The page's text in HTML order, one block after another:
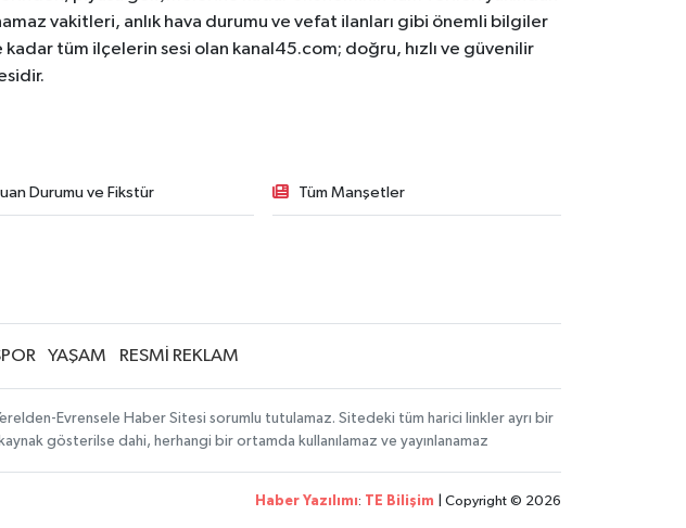
vakitleri, anlık hava durumu ve vefat ilanları gibi önemli bilgiler
tüm ilçelerin sesi olan kanal45.com; doğru, hızlı ve güvenilir
Durumu ve Fikstür Tüm Manşetler
YAŞAM RESMİ REKLAM
Evrensele Haber Sitesi sorumlu tutulamaz. Sitedeki tüm harici linkler ayrı bir
gösterilse dahi, herhangi bir ortamda kullanılamaz ve yayınlanamaz
Haber Yazılımı: TE Bilişim | Copyright © 2026